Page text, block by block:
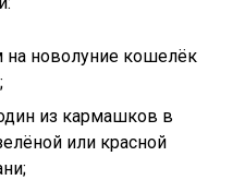
на новолуние кошелёк
из кармашков в
или красной